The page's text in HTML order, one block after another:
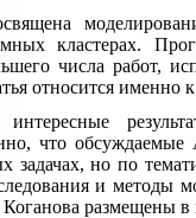
кластерах.
числа работ,
относится именно
что
задачах, но по
и методы
размещены в